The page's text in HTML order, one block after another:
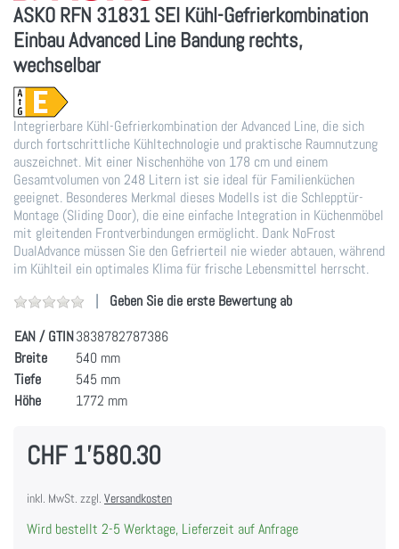
ASKO RFN 31831 SEI Kühl-Gefrierkombination
Einbau Advanced Line Bandung rechts,
wechselbar
Integrierbare Kühl-Gefrierkombination der Advanced Line, die sich
durch fortschrittliche Kühltechnologie und praktische Raumnutzung
auszeichnet. Mit einer Nischenhöhe von 178 cm und einem
Gesamtvolumen von 248 Litern ist sie ideal für Familienküchen
geeignet. Besonderes Merkmal dieses Modells ist die Schlepptür-
Montage (Sliding Door), die eine einfache Integration in Küchenmöbel
mit gleitenden Frontverbindungen ermöglicht. Dank NoFrost
DualAdvance müssen Sie den Gefrierteil nie wieder abtauen, während
im Kühlteil ein optimales Klima für frische Lebensmittel herrscht.
Geben Sie die erste Bewertung ab
EAN / GTIN3838782787386
Breite
540 mm
Tiefe
545 mm
Höhe
1772 mm
CHF 1'580.30
inkl. MwSt. zzgl. Versandkosten
Wird bestellt 2-5 Werktage, Lieferzeit auf Anfrage